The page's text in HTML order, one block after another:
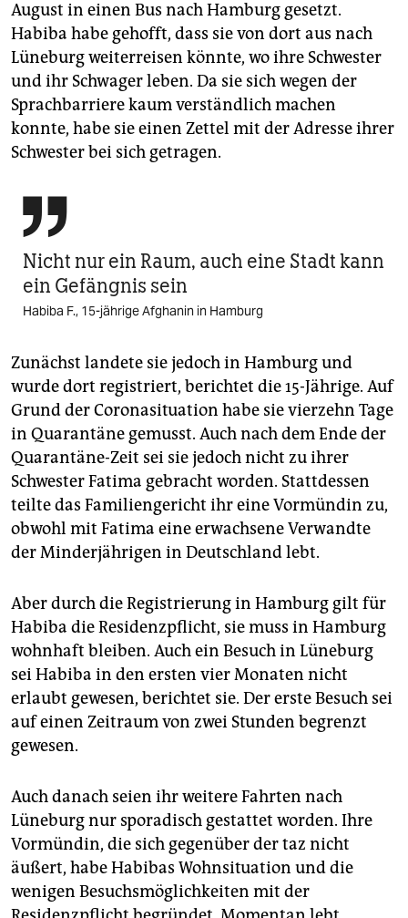
August in einen Bus nach Hamburg gesetzt.
Habiba habe gehofft, dass sie von dort aus nach
Lüneburg weiterreisen könnte, wo ihre Schwester
und ihr Schwager leben. Da sie sich wegen der
Sprachbarriere kaum verständlich machen
konnte, habe sie einen Zettel mit der Adresse ihrer
Schwester bei sich getragen.

Nicht nur ein Raum, auch eine Stadt kann
ein Gefängnis sein
Habiba F., 15-jährige Afghanin in Hamburg
Zunächst landete sie jedoch in Hamburg und
wurde dort registriert, berichtet die 15-Jährige. Auf
Grund der Coronasituation habe sie vierzehn Tage
in Quarantäne gemusst. Auch nach dem Ende der
Quarantäne-Zeit sei sie jedoch nicht zu ihrer
Schwester Fatima gebracht worden. Stattdessen
teilte das Familiengericht ihr eine Vormündin zu,
obwohl mit Fatima eine erwachsene Verwandte
der Minderjährigen in Deutschland lebt.
Aber durch die Registrierung in Hamburg gilt für
Habiba die Residenzpflicht, sie muss in Hamburg
wohnhaft bleiben. Auch ein Besuch in Lüneburg
sei Habiba in den ersten vier Monaten nicht
erlaubt gewesen, berichtet sie. Der erste Besuch sei
auf einen Zeitraum von zwei Stunden begrenzt
gewesen.
Auch danach seien ihr weitere Fahrten nach
Lüneburg nur sporadisch gestattet worden. Ihre
Vormündin, die sich gegenüber der taz nicht
äußert, habe Habibas Wohnsituation und die
wenigen Besuchsmöglichkeiten mit der